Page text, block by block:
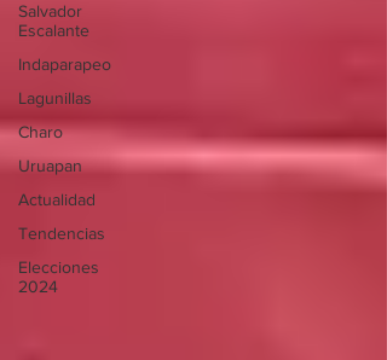
Salvador
Escalante
Indaparapeo
Lagunillas
Charo
Uruapan
Actualidad
Tendencias
Elecciones
2024